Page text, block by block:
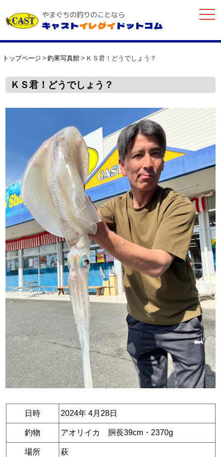
やまぐちの釣りのことなら
キャストイレグイドットコム
トップページ 釣果写真館 ＫＳ君！どうでしょう？
ＫＳ君！どうでしょう？
日時 2024年 4月28日
釣物 アオリイカ 胴長39cm・2370g
場所 萩